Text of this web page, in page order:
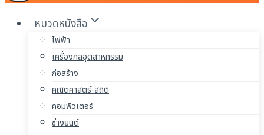
หมวดหนังสือ
ไฟฟ้า
เครื่องกลอุตสาหกรรม
ก่อสร้าง
คณิตศาสตร์-สถิติ
คอมพิวเตอร์
ช่างยนต์